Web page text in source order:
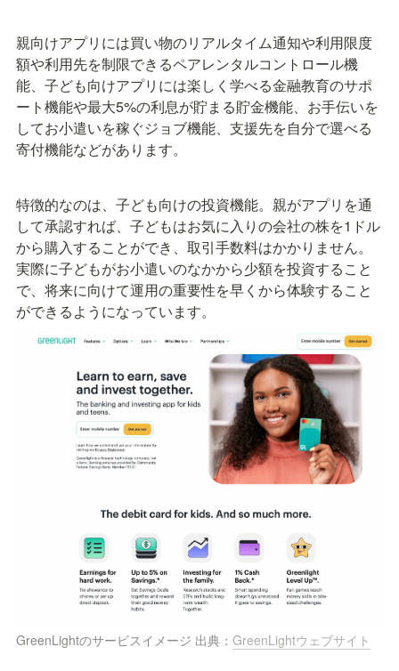
親向けアプリには買い物のリアルタイム通知や利用限度
額や利用先を制限できるペアレンタルコントロール機
能、子ども向けアプリには楽しく学べる金融教育のサポ
ート機能や最大5%の利息が貯まる貯金機能、お手伝いを
してお小遣いを稼ぐジョブ機能、支援先を自分で選べる
寄付機能などがあります。
特徴的なのは、子ども向けの投資機能。親がアプリを通
して承認すれば、子どもはお気に入りの会社の株を1ドル
から購入することができ、取引手数料はかかりません。
実際に子どもがお小遣いのなかから少額を投資すること
で、将来に向けて運用の重要性を早くから体験すること
ができるようになっています。
GreenLightのサービスイメージ 出典： GreenLightウェブサイト